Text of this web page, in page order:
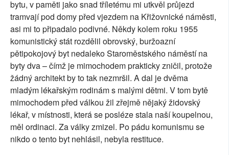
bytu, v paměti jako snad tříletému mi utkvěl průjezd
tramvají pod domy před vjezdem na Křižovnické náměsti,
asi mi to připadalo podivné. Někdy kolem roku 1955
komunistický stát rozdělil obrovský, buržoazní
pětipokojový byt nedaleko Staroměstského náměstí na
byty dva – čímž je mimochodem prakticky zničil, protože
žádný architekt by to tak nezmršil. A dal je dvěma
mladým lékařským rodinám s malými dětmi. V tom bytě
mimochodem před válkou žil zřejmě nějaký židovský
lékař, v místnosti, která se posléze stala naší koupelnou,
měl ordinaci. Za války zmizel. Po pádu komunismu se
nikdo o tento byt nehlásil, nebyla restituce.